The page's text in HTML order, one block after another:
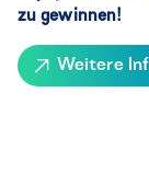
zu gewinnen!
Weitere